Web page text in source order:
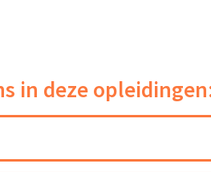
in deze